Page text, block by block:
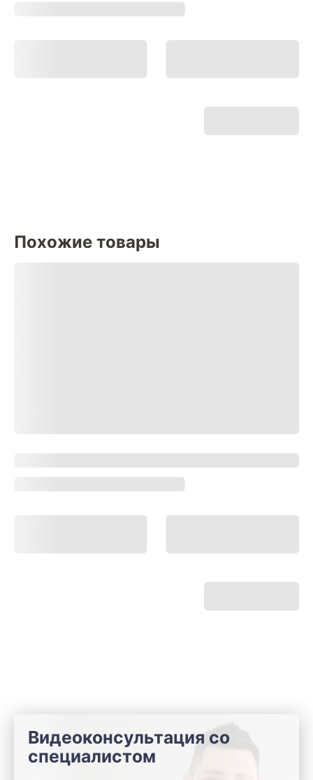
Похожие товары
Видеоконсультация со
специалистом